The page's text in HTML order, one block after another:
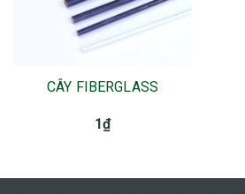
CÂY FIBERGLASS
1₫